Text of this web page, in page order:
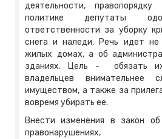
деятельности,
политике депутаты
ответственности за уборку
снега и наледи. Речь идет не
жилых домах, а об
зданиях. Цель - обязать
владельцев внимательнее
имуществом, а также за
вовремя убирать ее.
Внести изменения в закон
правонарушениях,